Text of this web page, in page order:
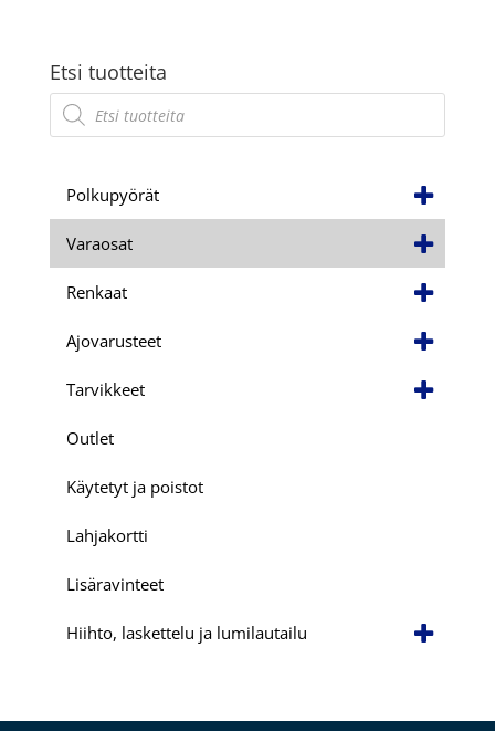
Etsi tuotteita
Products
search
Polkupyörät
Varaosat
Renkaat
Ajovarusteet
Tarvikkeet
Outlet
Käytetyt ja poistot
Lahjakortti
Lisäravinteet
Hiihto, laskettelu ja lumilautailu